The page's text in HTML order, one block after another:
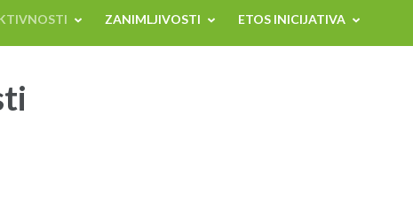
ZANIMLJIVOSTI ETOS INICIJATIVA